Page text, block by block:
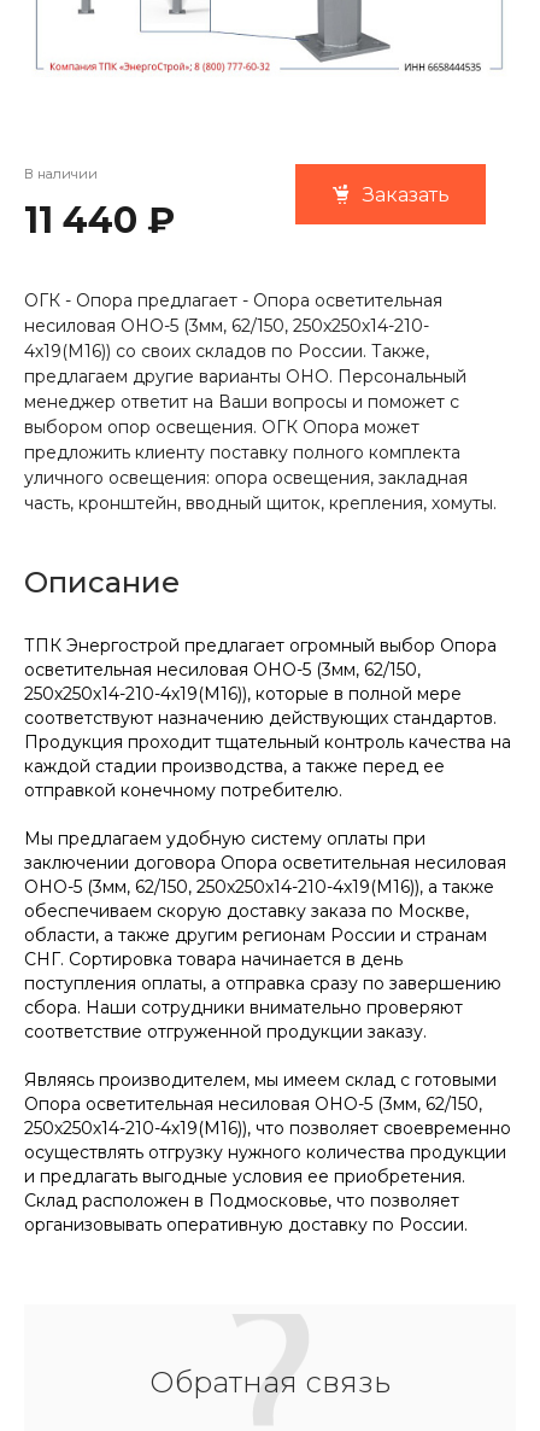
В наличии
11 440 ₽
Заказать
ОГК - Опора предлагает - Опора осветительная
несиловая ОНО-5 (3мм, 62/150, 250х250х14-210-
4х19(М16)) со своих складов по России. Также,
предлагаем другие варианты ОНО. Персональный
менеджер ответит на Ваши вопросы и поможет с
выбором опор освещения. ОГК Опора может
предложить клиенту поставку полного комплекта
уличного освещения: опора освещения, закладная
часть, кронштейн, вводный щиток, крепления, хомуты.
Описание
ТПК Энергострой предлагает огромный выбор Опора
осветительная несиловая ОНО-5 (3мм, 62/150,
250х250х14-210-4х19(М16)), которые в полной мере
соответствуют назначению действующих стандартов.
Продукция проходит тщательный контроль качества на
каждой стадии производства, а также перед ее
отправкой конечному потребителю.
Мы предлагаем удобную систему оплаты при
заключении договора Опора осветительная несиловая
ОНО-5 (3мм, 62/150, 250х250х14-210-4х19(М16)), а также
обеспечиваем скорую доставку заказа по Москве,
области, а также другим регионам России и странам
СНГ. Сортировка товара начинается в день
поступления оплаты, а отправка сразу по завершению
сбора. Наши сотрудники внимательно проверяют
соответствие отгруженной продукции заказу.
Являясь производителем, мы имеем склад с готовыми
Опора осветительная несиловая ОНО-5 (3мм, 62/150,
250х250х14-210-4х19(М16)), что позволяет своевременно
осуществлять отгрузку нужного количества продукции
и предлагать выгодные условия ее приобретения.
Склад расположен в Подмосковье, что позволяет
организовывать оперативную доставку по России.
Обратная связь